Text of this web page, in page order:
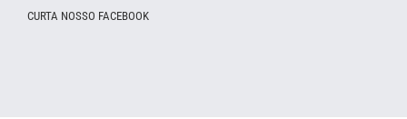
CURTA NOSSO FACEBOOK